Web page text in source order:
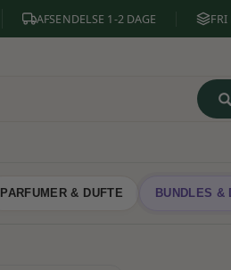
AFSENDELSE 1-2 DAGE FRI
PARFUMER & DUFTE BUNDLES &